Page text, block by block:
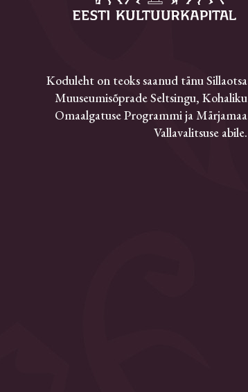
Koduleht on teoks saanud tänu Sillaotsa
Muuseumisõprade Seltsingu, Kohaliku
Omaalgatuse Programmi ja Märjamaa
Vallavalitsuse abile.